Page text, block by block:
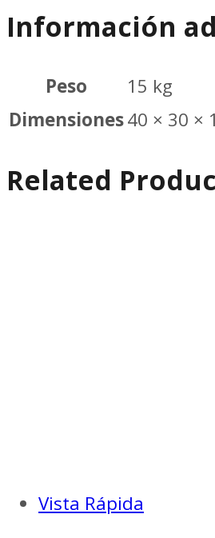
Información
Peso
15 kg
Dimensiones40 × 30 ×
Related
Vista Rápida